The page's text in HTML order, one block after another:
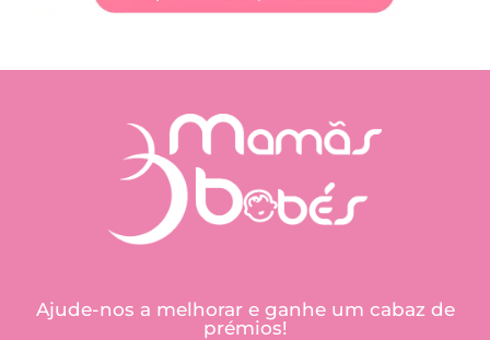
Ajude-nos a melhorar e ganhe um cabaz de
prémios!